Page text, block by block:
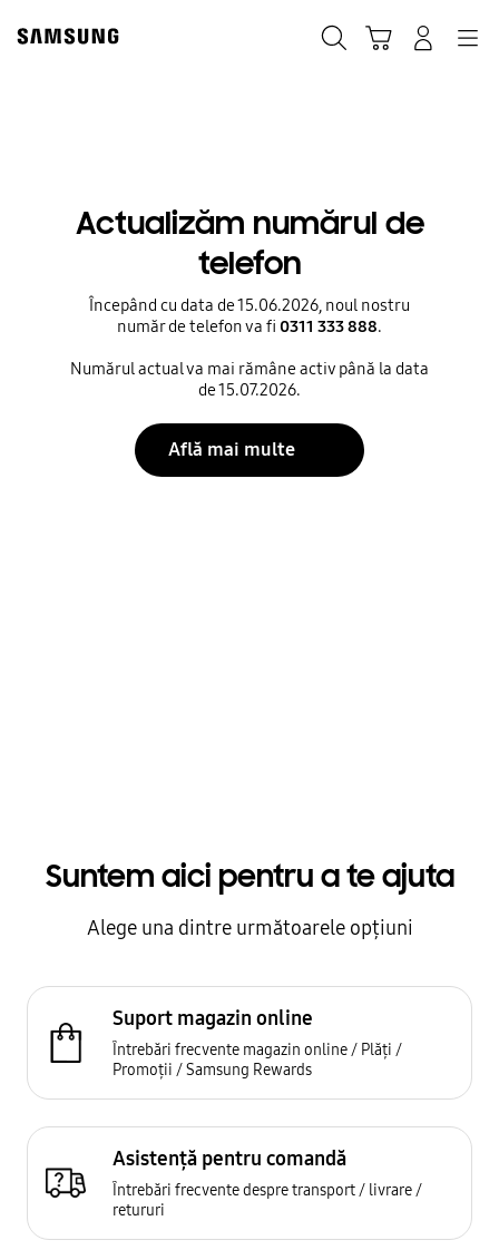
Actualizăm numărul de
telefon
Începând cu data de 15.06.2026, noul nostru
număr de telefon va fi 0311 333 888.
Numărul actual va mai rămâne activ până la data
de 15.07.2026.
Află mai multe
Suntem aici pentru a te ajuta
Alege una dintre următoarele opțiuni
Suport magazin online
Întrebări frecvente magazin online / Plăți /
Promoții / Samsung Rewards
Asistență pentru comandă
Întrebări frecvente despre transport / livrare /
retururi